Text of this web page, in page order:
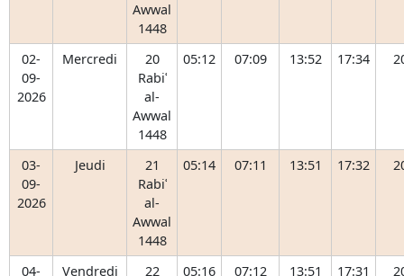
Awwal
1448
02-
09-
2026
Mercredi
20
Rabiʿ
al-
Awwal
1448
05:12 07:09 13:52 17:34
03-
09-
2026
Jeudi
21
Rabiʿ
al-
Awwal
1448
05:14 07:11 13:51 17:32
04-
Vendredi
22
05:16 07:12 13:51 17:31